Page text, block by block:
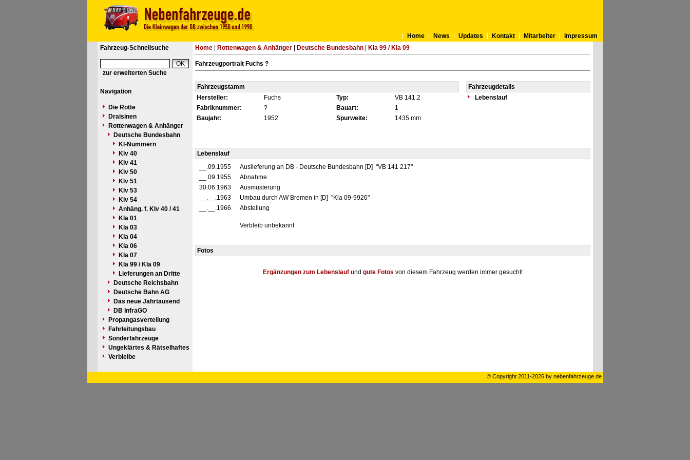
Home News Updates Kontakt Mitarbeiter
Impressum
Fahrzeug-Schnellsuche
zur erweiterten Suche
Navigation
Die Rotte
Draisinen
Rottenwagen & Anhänger
Deutsche Bundesbahn
Kl-Nummern
Klv 40
Klv 41
Klv 50
Klv 51
Klv 53
Klv 54
Anhäng. f. Klv 40 / 41
Kla 01
Kla 03
Kla 04
Kla 06
Kla 07
Kla 99 / Kla 09
Lieferungen an Dritte
Deutsche Reichsbahn
Deutsche Bahn AG
Das neue Jahrtausend
DB InfraGO
Propangasverteilung
Fahrleitungsbau
Sonderfahrzeuge
Ungeklärtes & Rätselhaftes
Verbleibe
Home| Rottenwagen & Anhänger| Deutsche Bundesbahn| Kla 99 / Kla 09
Fahrzeugportrait Fuchs ?
Fahrzeugstamm
Fahrzeugdetails
Hersteller:
Fuchs Typ: VB 141.2
Lebenslauf
Fabriknummer:
? Bauart:
1
Baujahr:
1952 Spurweite: 1435 mm
Lebenslauf
__.09.1955
Auslieferung an DB - Deutsche Bundesbahn [D] "VB 141 217"
__.09.1955
Abnahme
30.06.1963
Ausmusterung
__.__.1963
Umbau durch AW Bremen in [D] "Kla 09-9926"
__.__.1966
Abstellung
Verbleib unbekannt
Fotos
Ergänzungen zum Lebenslaufund gute Fotos von diesem Fahrzeug werden immer gesucht!
© Copyright 2011-2026 by nebenfahrzeuge.de